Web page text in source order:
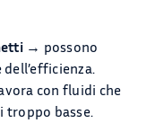
→ possono
con fluidi che
troppo basse.